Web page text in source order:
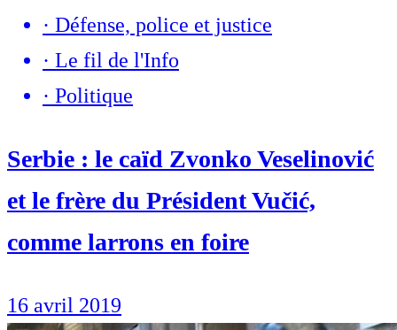
· Défense, police et justice
· Le fil de l'Info
· Politique
Serbie : le caïd Zvonko Veselinović
et le frère du Président Vučić,
comme larrons en foire
16 avril 2019